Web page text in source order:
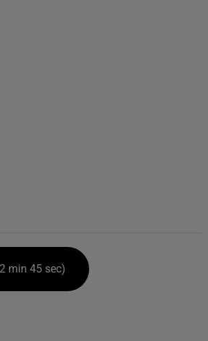
min 45 sec)